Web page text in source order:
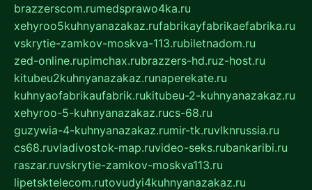
brazzerscom.rumedsprawo4ka.ru
xehyroo5kuhnyanazakaz.rufabrikayfabrikaefabrika.ru
vskrytie-zamkov-moskva-113.rubiletnadom.ru
zed-online.rupimchax.rubrazzers-hd.ruz-host.ru
kitubeu2kuhnyanazakaz.runaperekate.ru
kuhnyaofabrikaufabrik.rukitubeu-2-kuhnyanazakaz.ru
xehyroo-5-kuhnyanazakaz.rucs-68.ru
guzywia-4-kuhnyanazakaz.rumir-tk.ruvlknrussia.ru
cs68.ruvladivostok-map.ruvideo-seks.rubankaribi.ru
raszar.ruvskrytie-zamkov-moskva113.ru
lipetsktelecom.rutovudyi4kuhnyanazakaz.ru